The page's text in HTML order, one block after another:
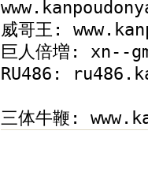
威哥王:
巨人倍増: xn--
RU486:
三体牛鞭: